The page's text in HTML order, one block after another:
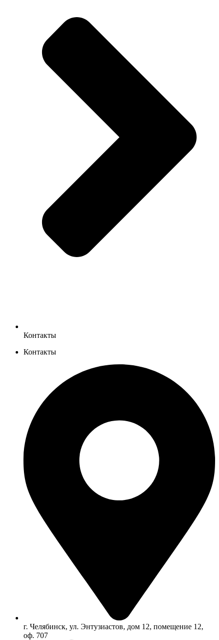
Контакты
Контакты
г. Челябинск, ул. Энтузиастов, дом 12, помещение 12,
оф. 707